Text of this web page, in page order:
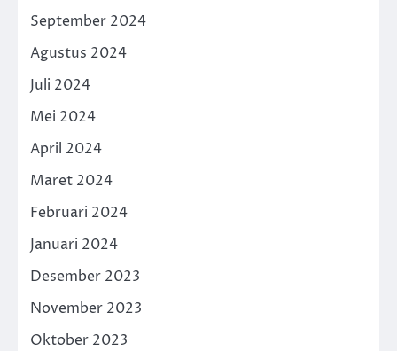
September 2024
Agustus 2024
Juli 2024
Mei 2024
April 2024
Maret 2024
Februari 2024
Januari 2024
Desember 2023
November 2023
Oktober 2023